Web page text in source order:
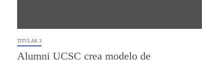
TITULAR 3
Alumni UCSC crea modelo de